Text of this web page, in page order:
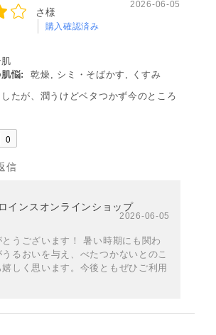
さ様
購入確認済み
2026-06-05
悩:
乾燥, シミ・そばかす, くすみ
たが、潤うけどベタつかず今のところ
0
信
インスオンラインショップ
2026-06-05
とうございます！ 暑い時期にも関わ
るおいを与え、べたつかないとのこ
しく思います。今後ともぜひご利用